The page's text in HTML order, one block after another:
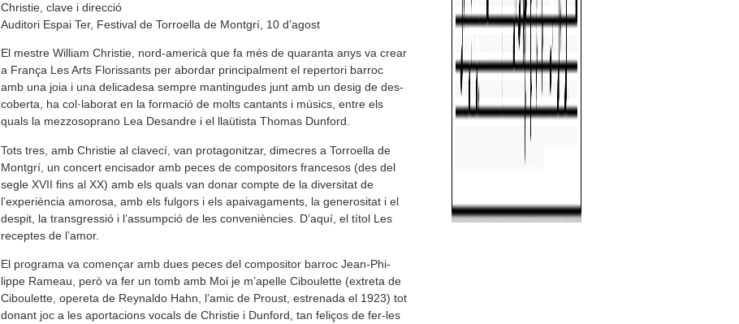
Christie, clave i direcció
Auditori Espai Ter, Festival de Torroella de Montgrí, 10 d’agost
El mes­tre William Chris­tie, nord-ame­ricà que fa més de qua­ranta anys va crear
a França Les Arts Flo­ris­sants per abor­dar prin­ci­pal­ment el reper­tori bar­roc
amb una joia i una deli­ca­desa sem­pre man­tin­gu­des junt amb un desig de des­
co­berta, ha col·labo­rat en la for­mació de molts can­tants i músics, entre els
quals la mez­zo­so­prano Lea Desan­dre i el llaütista Tho­mas Dun­ford.
Tots tres, amb Chris­tie al cla­vecí, van pro­ta­go­nit­zar, dime­cres a Tor­ro­e­lla de
Montgrí, un con­cert enci­sa­dor amb peces de com­po­si­tors fran­ce­sos (des del
segle XVII fins al XX) amb els quals van donar compte de la diver­si­tat de
l’experiència amo­rosa, amb els ful­gors i els apai­va­ga­ments, la gene­ro­si­tat i el
des­pit, la trans­gressió i l’assumpció de les con­veniències. D’aquí, el títol Les
recep­tes de l’amor.
El pro­grama va començar amb dues peces del com­po­si­tor bar­roc Jean-Phi­
lippe Rameau, però va fer un tomb amb Moi je m’ape­lle Cibou­lette (extreta de
Cibou­lette, ope­reta de Rey­naldo Hahn, l’amic de Proust, estre­nada el 1923) tot
donant joc a les apor­ta­ci­ons vocals de Chris­tie i Dun­ford, tan feliços de fer-les